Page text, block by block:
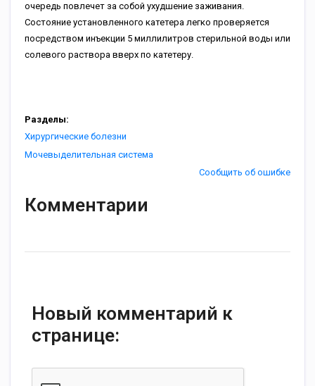
очередь повлечет за собой ухудшение заживания.
Состояние установленного катетера легко проверяется
посредством инъекции 5 миллилитров стерильной воды или
солевого раствора вверх по катетеру.
Разделы:
Хирургические болезни
Мочевыделительная система
Сообщить об ошибке
Комментарии
Новый комментарий к
странице: